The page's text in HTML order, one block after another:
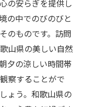
の安らぎを提供し
の中でのびのびと
のものです。訪問
山県の美しい自然
夕の涼しい時間帯
察することがで
ょう。和歌山県の